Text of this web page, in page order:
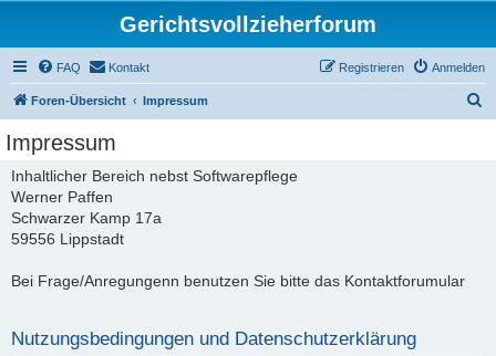
Gerichtsvollzieherforum
FAQ Kontakt Anmelden
Registrieren
Foren-Übersicht Impressum
Impressum
Inhaltlicher Bereich nebst Softwarepflege
Werner Paffen
Schwarzer Kamp 17a
59556 Lippstadt
Bei Frage/Anregungenn benutzen Sie bitte das Kontaktforumular
Nutzungsbedingungen und Datenschutzerklärung